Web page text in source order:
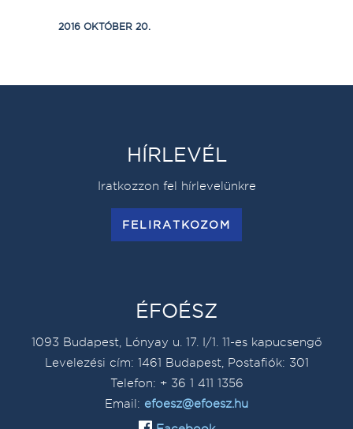
2016 OKTÓBER 20.
HÍRLEVÉL
Iratkozzon fel hírlevelünkre
FELIRATKOZOM
ÉFOÉSZ
1093 Budapest, Lónyay u. 17. I/1. 11-es kapucsengő
Levelezési cím: 1461 Budapest, Postafiók: 301
Telefon: + 36 1 411 1356
Email: efoesz@efoesz.hu